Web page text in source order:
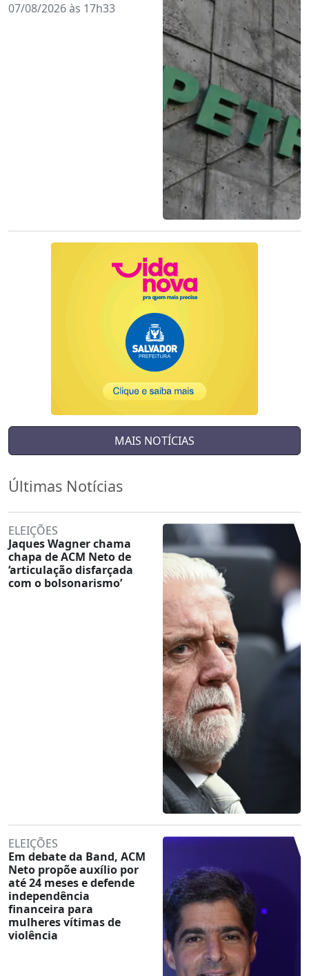
07/08/2026 às 17h33
MAIS NOTÍCIAS
Últimas Notícias
ELEIÇÕES
Jaques Wagner chama
chapa de ACM Neto de
‘articulação disfarçada
com o bolsonarismo’
ELEIÇÕES
Em debate da Band, ACM
Neto propõe auxílio por
até 24 meses e defende
independência
financeira para
mulheres vítimas de
violência